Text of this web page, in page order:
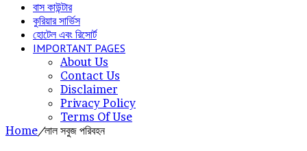
বাস কাউন্টার
কুরিয়ার সার্ভিস
হোটেল এবং রিসোর্ট
IMPORTANT PAGES
About Us
Contact Us
Disclaimer
Privacy Policy
Terms Of Use
Home/লাল সবুজ পরিবহন